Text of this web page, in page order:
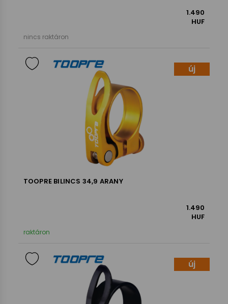
1.490
HUF
nincs raktáron
új
TOOPRE BILINCS 34,9 ARANY
1.490
HUF
raktáron
új